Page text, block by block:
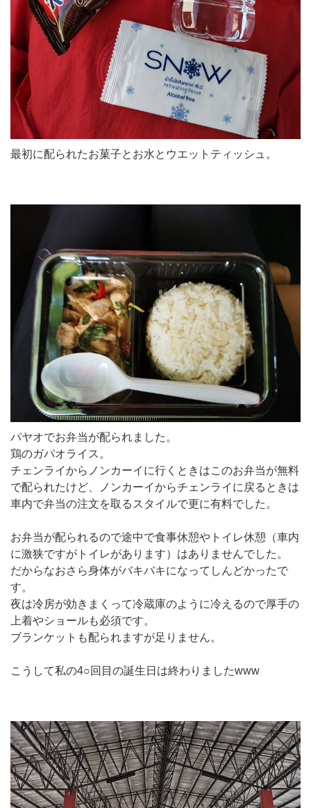
最初に配られたお菓子とお水とウエットティッシュ。
パヤオでお弁当が配られました。
鶏のガパオライス。
チェンライからノンカーイに行くときはこのお弁当が無料
で配られたけど、ノンカーイからチェンライに戻るときは
車内で弁当の注文を取るスタイルで更に有料でした。
お弁当が配られるので途中で食事休憩やトイレ休憩（車内
に激狭ですがトイレがあります）はありませんでした。
だからなおさら身体がバキバキになってしんどかったで
す。
夜は冷房が効きまくって冷蔵庫のように冷えるので厚手の
上着やショールも必須です。
ブランケットも配られますが足りません。
こうして私の4○回目の誕生日は終わりましたwww